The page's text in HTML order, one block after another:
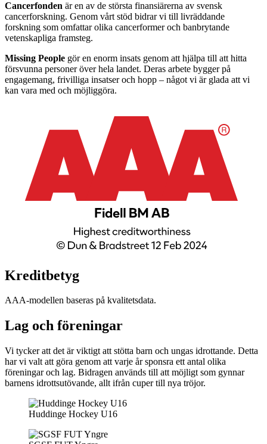
Cancerfonden är en av de största finansiärerna av svensk
cancerforskning. Genom vårt stöd bidrar vi till livräddande
forskning som omfattar olika cancerformer och banbrytande
vetenskapliga framsteg.
Missing People gör en enorm insats genom att hjälpa till att hitta
försvunna personer över hela landet. Deras arbete bygger på
engagemang, frivilliga insatser och hopp – något vi är glada att vi
kan vara med och möjliggöra.
Kreditbetyg
AAA-modellen baseras på kvalitetsdata.
Lag och föreningar
Vi tycker att det är viktigt att stötta barn och ungas idrottande. Detta
har vi valt att göra genom att varje år sponsra ett antal olika
föreningar och lag. Bidragen används till att möjligt som gynnar
barnens idrottsutövande, allt ifrån cuper till nya tröjor.
Huddinge Hockey U16